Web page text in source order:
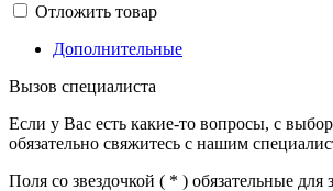
Отложить товар
Дополнительные
Вызов специалиста
Если у Вас есть какие-то вопросы, с
обязательно свяжитесь с нашим
Поля со звездочкой ( * ) обязательные для